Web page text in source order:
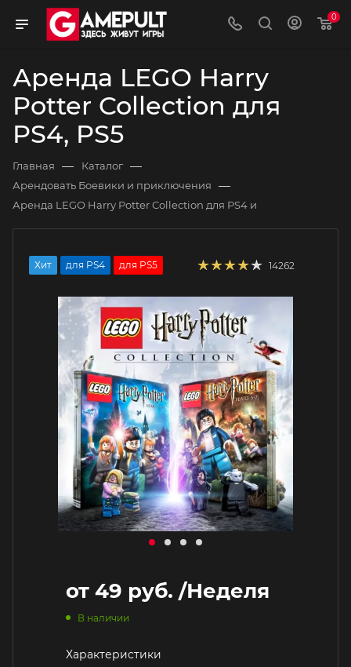
0
Аренда LEGO Harry
Potter Collection для
PS4, PS5
Главная — Каталог —
Арендовать Боевики и приключения —
Аренда LEGO Harry Potter Collection для PS4 и
Хит для PS4 для PS5 14262
от 49 руб. /Неделя
В наличии
Характеристики